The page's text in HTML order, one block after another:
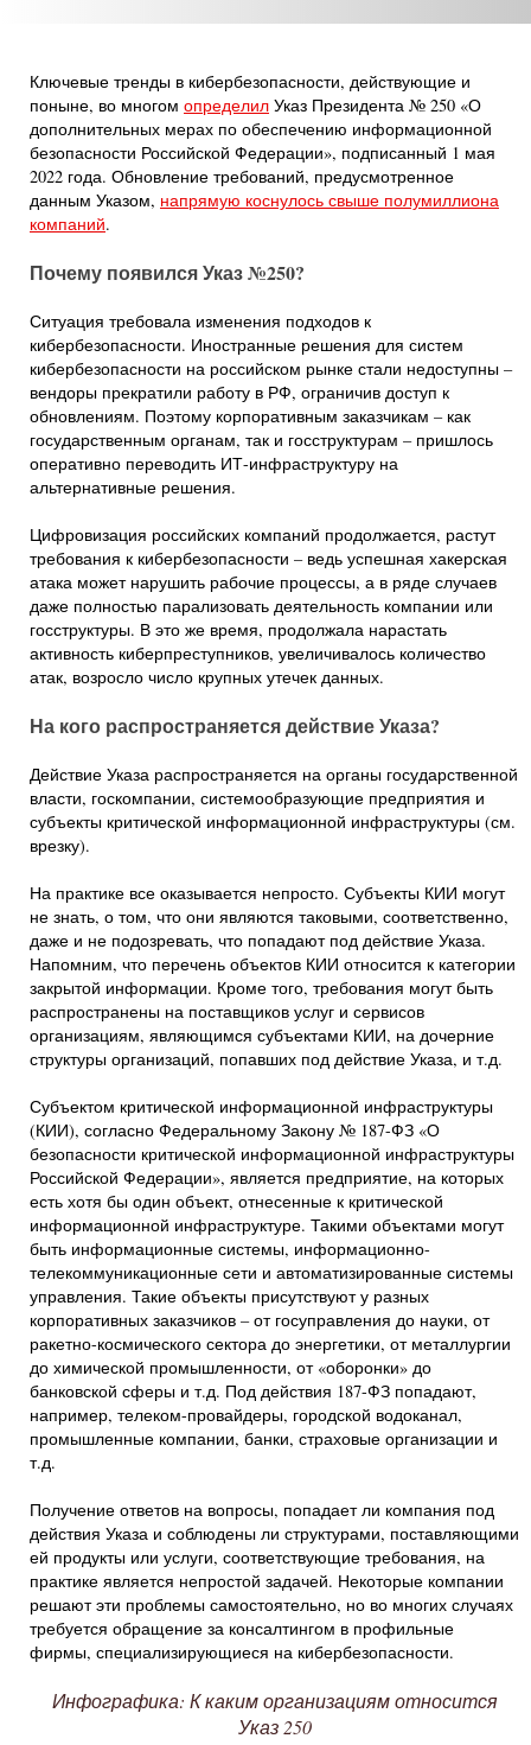
Ключевые тренды в кибербезопасности, действующие и
поныне, во многом определил Указ Президента № 250 «О
дополнительных мерах по обеспечению информационной
безопасности Российской Федерации», подписанный 1 мая
2022 года. Обновление требований, предусмотренное
данным Указом, напрямую коснулось свыше полумиллиона
компаний.
Почему появился Указ №250?
Ситуация требовала изменения подходов к
кибербезопасности. Иностранные решения для систем
кибербезопасности на российском рынке стали недоступны –
вендоры прекратили работу в РФ, ограничив доступ к
обновлениям. Поэтому корпоративным заказчикам – как
государственным органам, так и госструктурам – пришлось
оперативно переводить ИТ-инфраструктуру на
альтернативные решения.
Цифровизация российских компаний продолжается, растут
требования к кибербезопасности – ведь успешная хакерская
атака может нарушить рабочие процессы, а в ряде случаев
даже полностью парализовать деятельность компании или
госструктуры. В это же время, продолжала нарастать
активность киберпреступников, увеличивалось количество
атак, возросло число крупных утечек данных.
На кого распространяется действие Указа?
Действие Указа распространяется на органы государственной
власти, госкомпании, системообразующие предприятия и
субъекты критической информационной инфраструктуры (см.
врезку).
На практике все оказывается непросто. Субъекты КИИ могут
не знать, о том, что они являются таковыми, соответственно,
даже и не подозревать, что попадают под действие Указа.
Напомним, что перечень объектов КИИ относится к категории
закрытой информации. Кроме того, требования могут быть
распространены на поставщиков услуг и сервисов
организациям, являющимся субъектами КИИ, на дочерние
структуры организаций, попавших под действие Указа, и т.д.
Субъектом критической информационной инфраструктуры
(КИИ), согласно Федеральному Закону № 187-ФЗ «О
безопасности критической информационной инфраструктуры
Российской Федерации», является предприятие, на которых
есть хотя бы один объект, отнесенные к критической
информационной инфраструктуре. Такими объектами могут
быть информационные системы, информационно-
телекоммуникационные сети и автоматизированные системы
управления. Такие объекты присутствуют у разных
корпоративных заказчиков – от госуправления до науки, от
ракетно-космического сектора до энергетики, от металлургии
до химической промышленности, от «оборонки» до
банковской сферы и т.д. Под действия 187-ФЗ попадают,
например, телеком-провайдеры, городской водоканал,
промышленные компании, банки, страховые организации и
т.д.
Получение ответов на вопросы, попадает ли компания под
действия Указа и соблюдены ли структурами, поставляющими
ей продукты или услуги, соответствующие требования, на
практике является непростой задачей. Некоторые компании
решают эти проблемы самостоятельно, но во многих случаях
требуется обращение за консалтингом в профильные
фирмы, специализирующиеся на кибербезопасности.
Инфографика: К каким организациям относится
Указ 250